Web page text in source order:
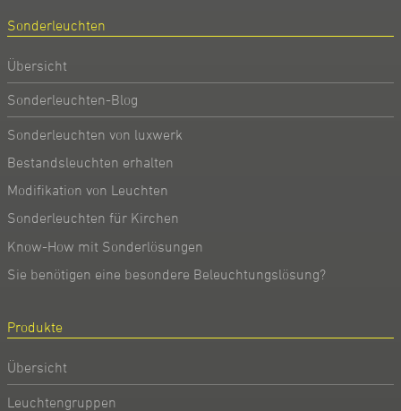
Sonderleuchten
Übersicht
Sonderleuchten-Blog
Sonderleuchten von luxwerk
Bestandsleuchten erhalten
Modifikation von Leuchten
Sonderleuchten für Kirchen
Know-How mit Sonderlösungen
Sie benötigen eine besondere Beleuchtungslösung?
Produkte
Übersicht
Leuchtengruppen